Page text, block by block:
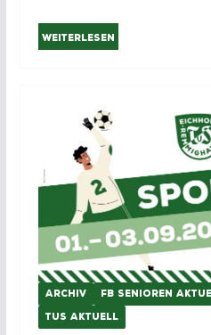
Weiterlesen
ARCHIV FB SENIOREN
TUS AKTUELL